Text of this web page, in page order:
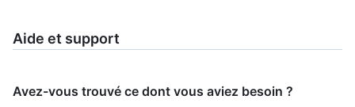
Aide et support
Avez-vous trouvé ce dont vous aviez besoin ?